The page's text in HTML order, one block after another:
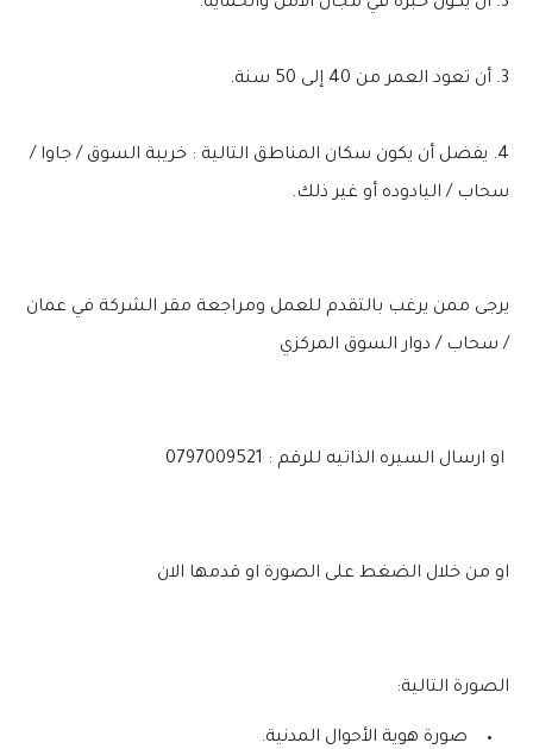
3. أن تعود العمر من 40 إلى 50 سنة.
4. يفضل أن يكون سكان المناطق التالية : خريبة السوق / جاوا /
سحاب / اليادوده أو غير ذلك.
يرجى ممن يرغب بالتقدم للعمل ومراجعة مقر الشركة في عمان
/ سحاب / دوار السوق المركزي
او ارسال السيره الذاتيه للرقم : 0797009521
او من خلال الضغط على الصورة او قدمها الان
الصورة التالية:
صورة هوية الأحوال المدنية.